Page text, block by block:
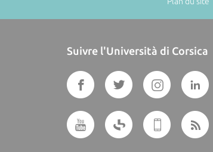
Suivre l'Università di Corsica